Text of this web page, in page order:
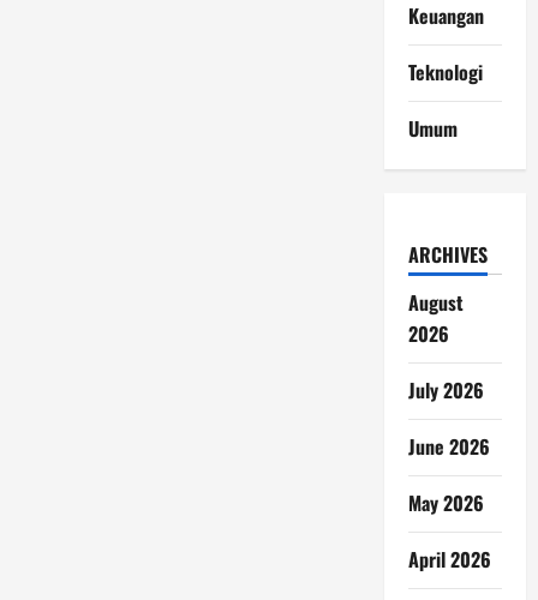
Keuangan
Teknologi
Umum
ARCHIVES
August
2026
July 2026
June 2026
May 2026
April 2026